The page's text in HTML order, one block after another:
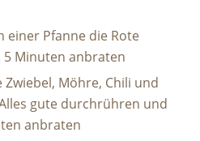
einer Pfanne die Rote
5 Minuten anbraten
Möhre, Chili und
gute durchrühren und
anbraten